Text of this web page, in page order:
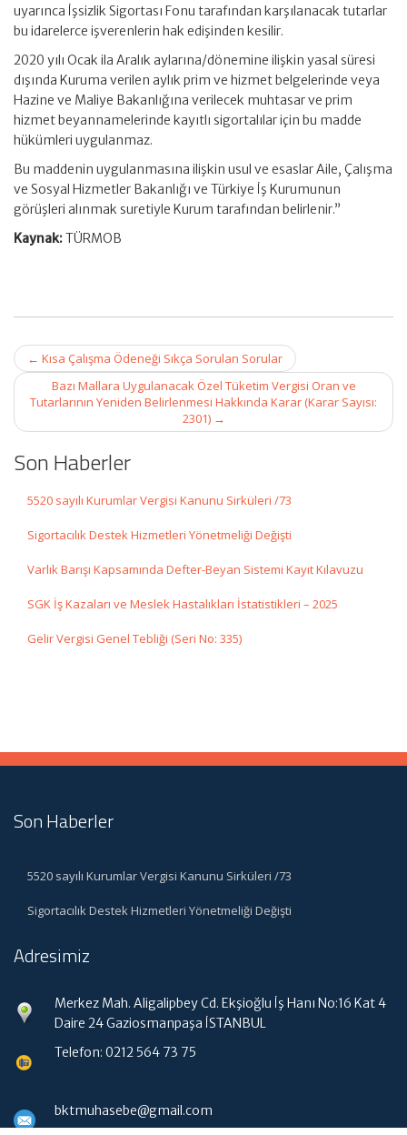
uyarınca İşsizlik Sigortası Fonu tarafından karşılanacak tutarlar
bu idarelerce işverenlerin hak edişinden kesilir.
2020 yılı Ocak ila Aralık aylarına/dönemine ilişkin yasal süresi
dışında Kuruma verilen aylık prim ve hizmet belgelerinde veya
Hazine ve Maliye Bakanlığına verilecek muhtasar ve prim
hizmet beyannamelerinde kayıtlı sigortalılar için bu madde
hükümleri uygulanmaz.
Bu maddenin uygulanmasına ilişkin usul ve esaslar Aile, Çalışma
ve Sosyal Hizmetler Bakanlığı ve Türkiye İş Kurumunun
görüşleri alınmak suretiyle Kurum tarafından belirlenir.”
Kaynak:TÜRMOB
Post
navigation
← Kısa Çalışma Ödeneği Sıkça Sorulan Sorular
Bazı Mallara Uygulanacak Özel Tüketim Vergisi Oran ve
Tutarlarının Yeniden Belirlenmesi Hakkında Karar (Karar Sayısı:
2301) →
Son Haberler
5520 sayılı Kurumlar Vergisi Kanunu Sirküleri /73
Sigortacılık Destek Hizmetleri Yönetmeliği Değişti
Varlık Barışı Kapsamında Defter-Beyan Sistemi Kayıt Kılavuzu
SGK İş Kazaları ve Meslek Hastalıkları İstatistikleri – 2025
Gelir Vergisi Genel Tebliği (Seri No: 335)
Son Haberler
5520 sayılı Kurumlar Vergisi Kanunu Sirküleri /73
Sigortacılık Destek Hizmetleri Yönetmeliği Değişti
Adresimiz
Merkez Mah. Aligalipbey Cd. Ekşioğlu İş Hanı No:16 Kat 4
Daire 24 Gaziosmanpaşa İSTANBUL
Telefon: 0212 564 73 75
bktmuhasebe@gmail.com